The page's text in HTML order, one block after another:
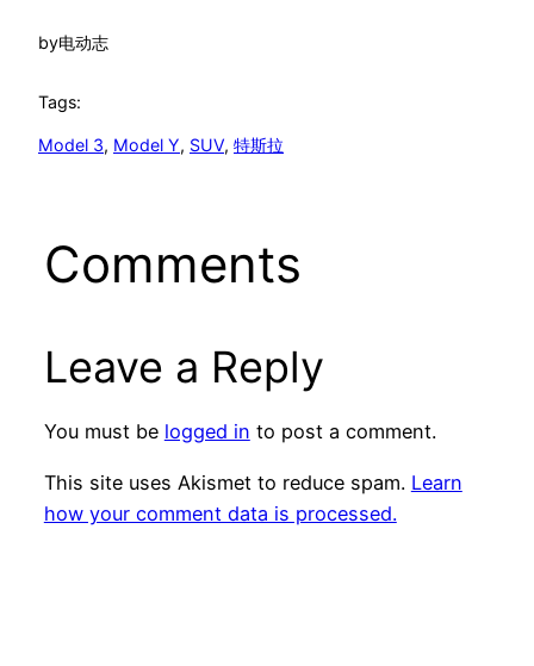
by电动志
Tags:
Model 3, Model Y, SUV, 特斯拉
Comments
Leave a Reply
You must be logged in to post a comment.
This site uses Akismet to reduce spam. Learn
how your comment data is processed.